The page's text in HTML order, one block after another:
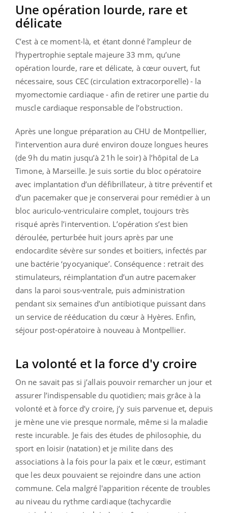
Une opération lourde, rare et
délicate
C’est à ce moment-là, et étant donné l’ampleur de
l’hypertrophie septale majeure 33 mm, qu’une
opération lourde, rare et délicate, à cœur ouvert, fut
nécessaire, sous CEC (circulation extracorporelle) - la
myomectomie cardiaque - afin de retirer une partie du
muscle cardiaque responsable de l’obstruction.
Après une longue préparation au CHU de Montpellier,
l’intervention aura duré environ douze longues heures
(de 9h du matin jusqu’à 21h le soir) à l’hôpital de La
Timone, à Marseille. Je suis sortie du bloc opératoire
avec implantation d’un défibrillateur, à titre préventif et
d’un pacemaker que je conserverai pour remédier à un
bloc auriculo-ventriculaire complet, toujours très
risqué après l’intervention. L’opération s’est bien
déroulée, perturbée huit jours après par une
endocardite sévère sur sondes et boitiers, infectés par
une bactérie ‘pyocyanique’. Conséquence : retrait des
stimulateurs, réimplantation d’un autre pacemaker
dans la paroi sous-ventrale, puis administration
pendant six semaines d’un antibiotique puissant dans
un service de rééducation du cœur à Hyères. Enfin,
séjour post-opératoire à nouveau à Montpellier.
La volonté et la force d'y croire
On ne savait pas si j’allais pouvoir remarcher un jour et
assurer l’indispensable du quotidien; mais grâce à la
volonté et à force d’y croire, j’y suis parvenue et, depuis
je mène une vie presque normale, même si la maladie
reste incurable. Je fais des études de philosophie, du
sport en loisir (natation) et je milite dans des
associations à la fois pour la paix et le cœur, estimant
que les deux pouvaient se rejoindre dans une action
commune. Cela malgré l'apparition récente de troubles
au niveau du rythme cardiaque (tachycardie